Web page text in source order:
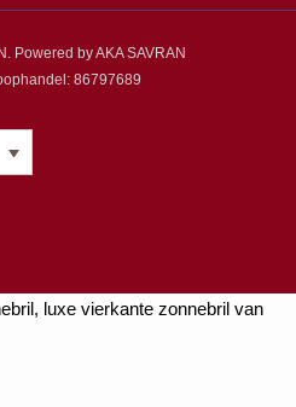
Powered by AKA SAVRAN
86797689